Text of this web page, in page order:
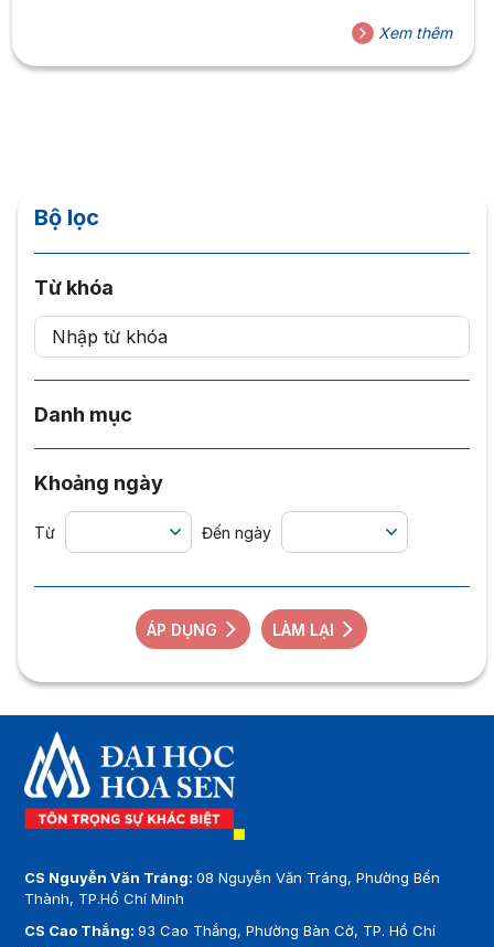
cỡ dành cho thế hệ NTK trẻ toàn quốc – chính thức mở ra
hành trình kiến tạo “DNA” thiết kế độc bản của chính bạn.
Không chỉ là một sân chơi,...
Xem thêm
Bộ lọc
Từ khóa
Danh mục
Khoảng ngày
Từ Đến ngày
ÁP DỤNG LÀM LẠI
CS Nguyễn Văn Tráng:08 Nguyễn Văn Tráng, Phường Bến
Thành, TP.Hồ Chí Minh
CS Cao Thắng:93 Cao Thắng, Phường Bàn Cờ, TP. Hồ Chí